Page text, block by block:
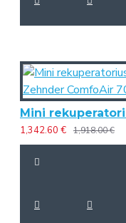
1,342.60 € 1,918.00 €